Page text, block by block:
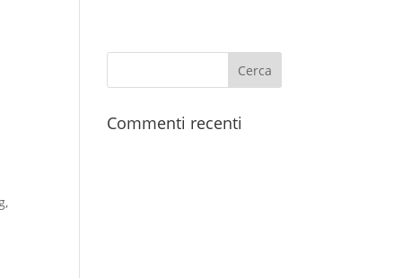
Commenti recenti